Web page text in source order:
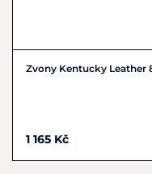
Zvony Kentucky Leather
1 165 Kč